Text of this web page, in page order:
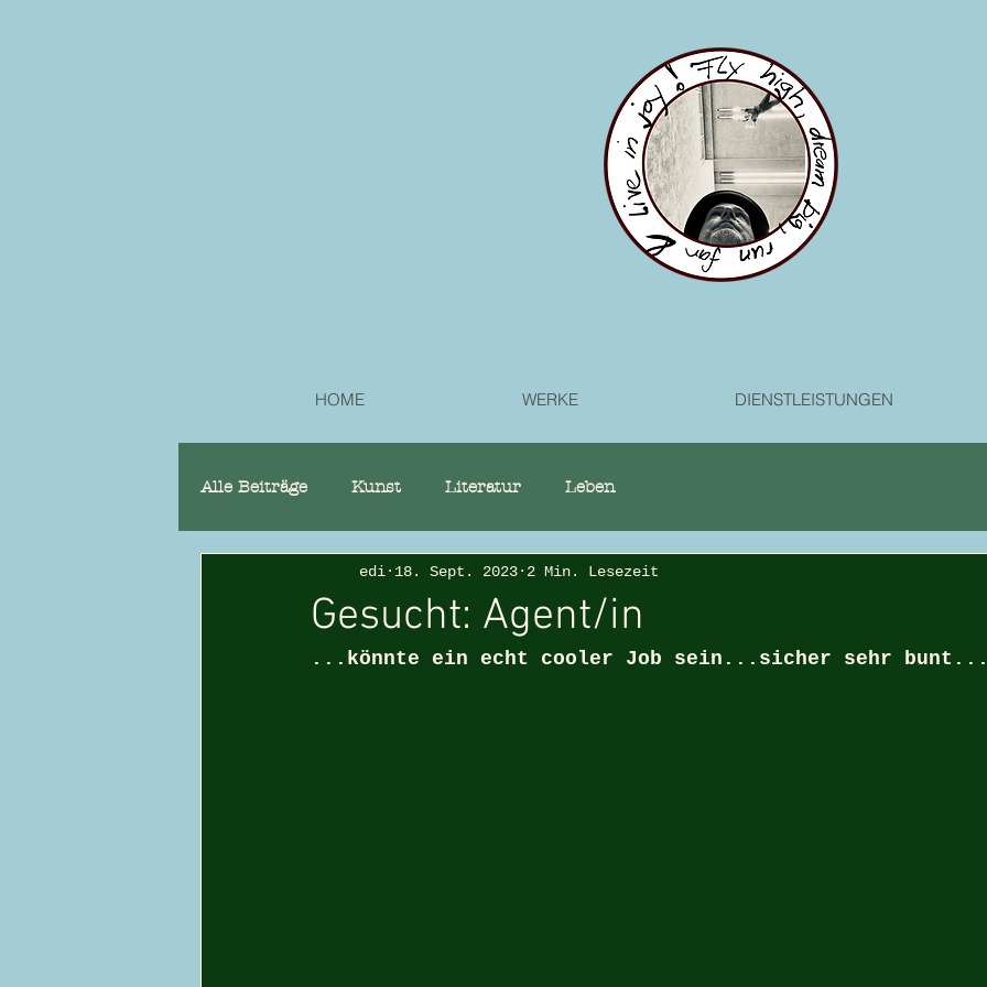
HOME WERKE DIENSTLEISTUNGEN
Alle Beiträge Kunst Literatur Leben
Gesucht: Agent/in
edi 18. Sept. 2023 2 Min. Lesezeit
...könnte ein echt cooler Job sein...sicher sehr